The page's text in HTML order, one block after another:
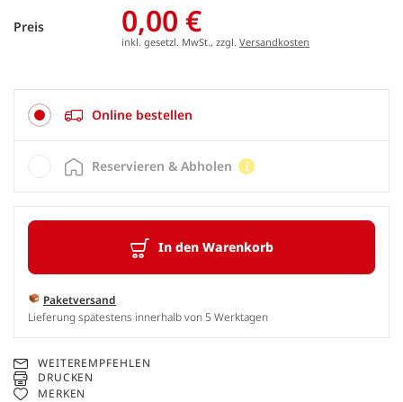
Preis 0,00 €
inkl. gesetzl. MwSt., zzgl. Versandkosten
Online bestellen
In den Warenkorb
Paketversand
Lieferung spätestens innerhalb von 5 Werktagen
Reservieren & Abholen
WEITEREMPFEHLEN
DRUCKEN
MERKEN